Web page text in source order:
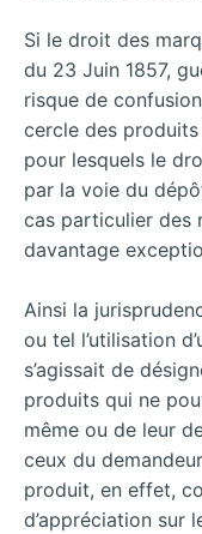
Si le droit des
du 23 Juin 1857,
risque de
cercle des
pour lesquels le
par la voie du
cas particulier des
davantage
Ainsi la
ou tel l’utilisation
s’agissait de
produits qui ne
même ou de leur
ceux du
produit, en effet,
d’appréciation sur